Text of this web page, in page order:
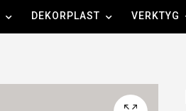
DEKORPLAST VERKTYG